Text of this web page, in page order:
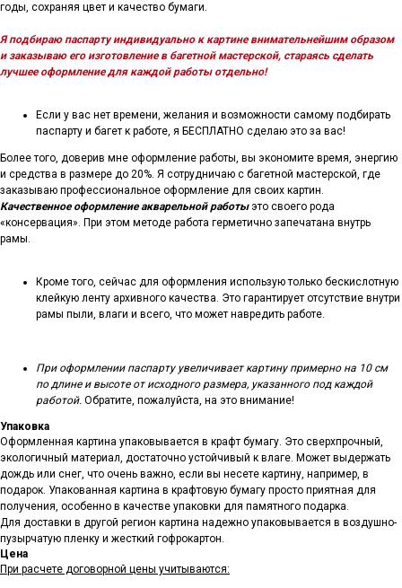
годы, сохраняя цвет и качество бумаги.
Я подбираю паспарту индивидуально к картине внимательнейшим образом
и заказываю его изготовление в багетной мастерской, стараясь сделать
лучшее оформление для каждой работы отдельно!
Если у вас нет времени, желания и возможности самому подбирать
паспарту и багет к работе, я БЕСПЛАТНО сделаю это за вас!
Более того, доверив мне оформление работы, вы экономите время, энергию
и средства в размере до 20%. Я сотрудничаю с багетной мастерской, где
заказываю профессиональное оформление для своих картин.
Качественное оформление акварельной работы это своего рода
«консервация». При этом методе работа герметично запечатана внутрь
рамы.
Кроме того, сейчас для оформления использую только бескислотную
клейкую ленту архивного качества. Это гарантирует отсутствие внутри
рамы пыли, влаги и всего, что может навредить работе.
При оформлении паспарту увеличивает картину примерно на 10 см
по длине и высоте от исходного размера, указанного под каждой
работой. Обратите, пожалуйста, на это внимание!
Упаковка
Оформленная картина упаковывается в крафт бумагу. Это сверхпрочный,
экологичный материал, достаточно устойчивый к влаге. Может выдержать
дождь или снег, что очень важно, если вы несете картину, например, в
подарок. Упакованная картина в крафтовую бумагу просто приятная для
получения, особенно в качестве упаковки для памятного подарка.
Для доставки в другой регион картина надежно упаковывается в воздушно-
пузырчатую пленку и жесткий гофрокартон.
Цена
При расчете договорной цены учитываются: